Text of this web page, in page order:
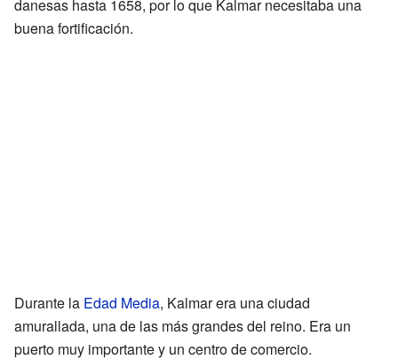
danesas hasta 1658, por lo que Kalmar necesitaba una
buena fortificación.
Durante la Edad Media, Kalmar era una ciudad
amurallada, una de las más grandes del reino. Era un
puerto muy importante y un centro de comercio.